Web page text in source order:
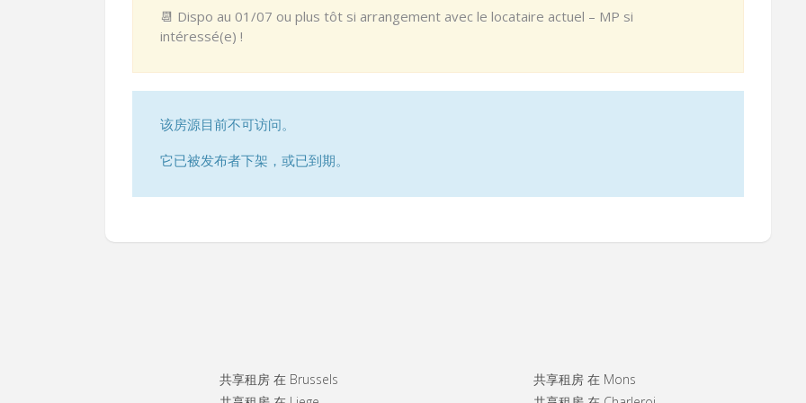
📆 Dispo au 01/07 ou plus tôt si arrangement avec le locataire actuel – MP si
intéressé(e) !
该房源目前不可访问。
它已被发布者下架，或已到期。
共享租房 在 Brussels
共享租房 在 Mons